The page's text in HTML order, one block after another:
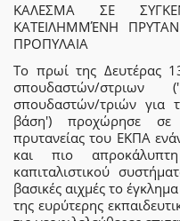
ΚΑΛΕΣΜΑ ΣΕ
ΚΑΤΕΙΛΗΜΜΈΝΗ
ΠΡΟΠΥΛΑΙΑ
Το πρωί της Δευτέρας
σπουδαστών/στριων
σπουδαστών/τριών για
βάση') προχώρησε σε
πρυτανείας του ΕΚΠΑ
και πιο
καπιταλιστικού
βασικές αιχμές το
της ευρύτερης